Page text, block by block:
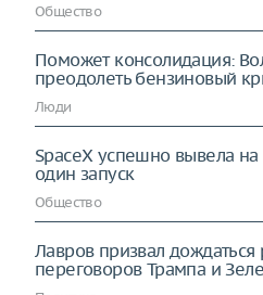
Общество
Поможет консолидация:
преодолеть бензиновый
Люди
SpaceX успешно вывела на
один запуск
Общество
Лавров призвал дождаться
переговоров Трампа и